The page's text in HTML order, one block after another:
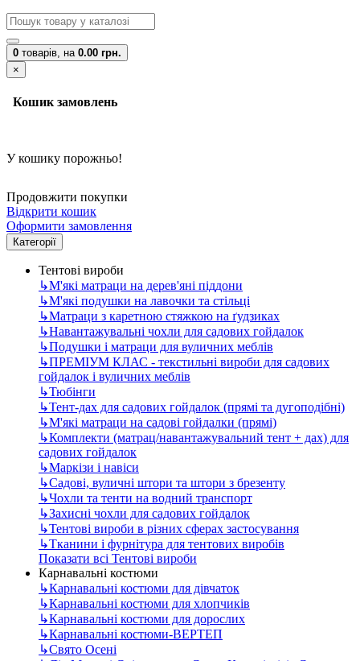
0 товарів, на 0.00 грн.
×
Кошик замовлень
У кошику порожньо!
Продовжити покупки
Відкрити кошик
Оформити замовлення
Категорії
Тентові вироби
↳М'які матраци на дерев'яні піддони
↳М'які подушки на лавочки та стільці
↳Матраци з каретною стяжкою на ґудзиках
↳Навантажувальні чохли для садових гойдалок
↳Подушки і матраци для вуличних меблів
↳ПРЕМІУМ КЛАС - текстильні вироби для садових
гойдалок і вуличних меблів
↳Тюбінги
↳Тент-дах для садових гойдалок (прямі та дугоподібні)
↳М'які матраци на садові гойдалки (прямі)
↳Комплекти (матрац/навантажувальний тент + дах) для
садових гойдалок
↳Маркізи і навіси
↳Садові, вуличні штори та штори з брезенту
↳Чохли та тенти на водний транспорт
↳Захисні чохли для садових гойдалок
↳Тентові вироби в різних сферах застосування
↳Тканини і фурнітура для тентових виробів
Показати всі Тентові вироби
Карнавальні костюми
↳Карнавальні костюми для дівчаток
↳Карнавальні костюми для хлопчиків
↳Карнавальні костюми для дорослих
↳Карнавальні костюми-ВЕРТЕП
↳Свято Осені